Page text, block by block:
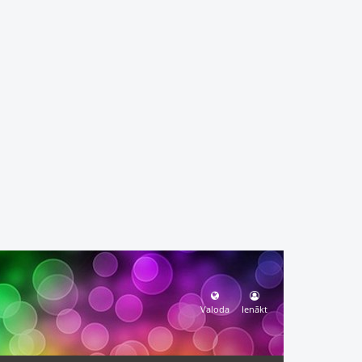
Valoda Ienākt